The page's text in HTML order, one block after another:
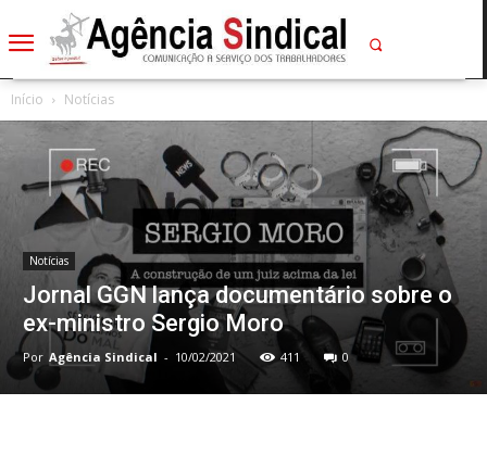
Início Notícias
Notícias
Jornal GGN lança documentário sobre o
ex-ministro Sergio Moro
Por Agência Sindical - 10/02/2021 411 0